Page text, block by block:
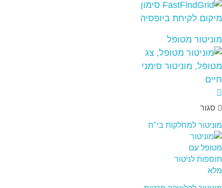
מוניטור מטופל
סגור
מוניטור למחלקות בי"ח